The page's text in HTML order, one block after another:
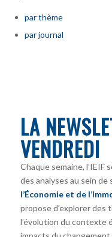
par thème
par journal
LA
VENDREDI
Chaque semaine,
des analyses au sein
l’Économie et de
propose d’explorer des
l’évolution du contexte